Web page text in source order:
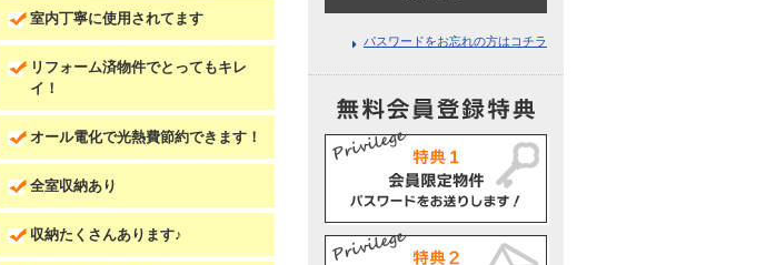
室内丁寧に使用されてます
リフォーム済物件でとってもキレ
イ！
オール電化で光熱費節約できます！
全室収納あり
収納たくさんあります♪
パスワードをお忘れの方はコチラ